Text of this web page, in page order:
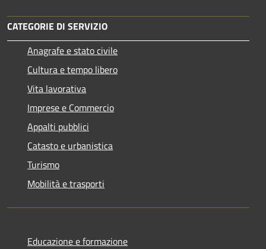
CATEGORIE DI SERVIZIO
Anagrafe e stato civile
Cultura e tempo libero
Vita lavorativa
Imprese e Commercio
Appalti pubblici
Catasto e urbanistica
Turismo
Mobilità e trasporti
Educazione e formazione